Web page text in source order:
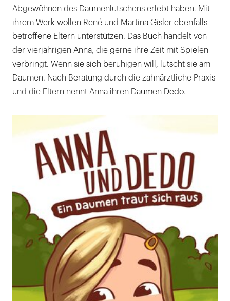
Abgewöhnen des Daumenlutschens erlebt haben. Mit
ihrem Werk wollen René und Martina Gisler ebenfalls
betroffene Eltern unterstützen. Das Buch handelt von
der vierjährigen Anna, die gerne ihre Zeit mit Spielen
verbringt. Wenn sie sich beruhigen will, lutscht sie am
Daumen. Nach Beratung durch die zahnärztliche Praxis
und die Eltern nennt Anna ihren Daumen Dedo.